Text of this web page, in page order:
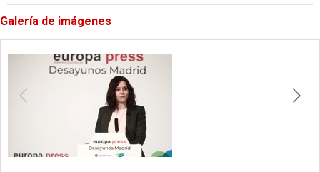
Galería de imágenes